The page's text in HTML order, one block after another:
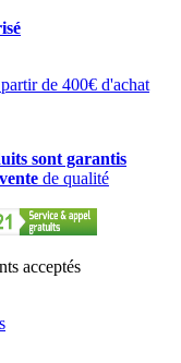
de 400€ d'achat
sont garantis
de qualité